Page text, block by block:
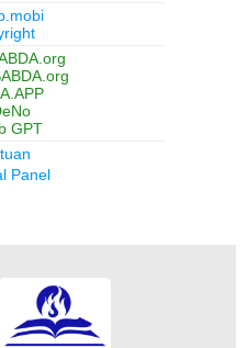
GPT
Panel